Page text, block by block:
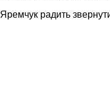
радить